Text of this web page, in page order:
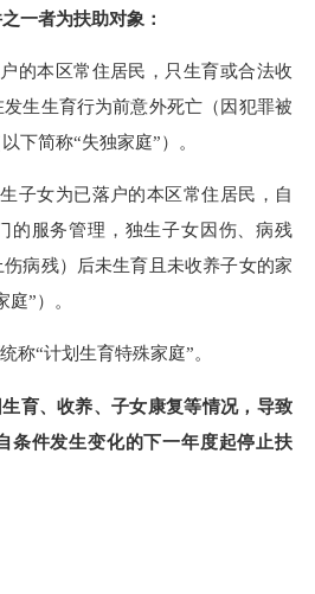
一者为扶助对象：
的本区常住居民，只生育或合法收
生生育行为前意外死亡（因犯罪被
下简称“失独家庭”）。
子女为已落户的本区常住居民，自
的服务管理，独生子女因伤、病残
伤病残）后未生育且未收养子女的家
”）。
称“计划生育特殊家庭”。
生育、收养、子女康复等情况，导致
条件发生变化的下一年度起停止扶